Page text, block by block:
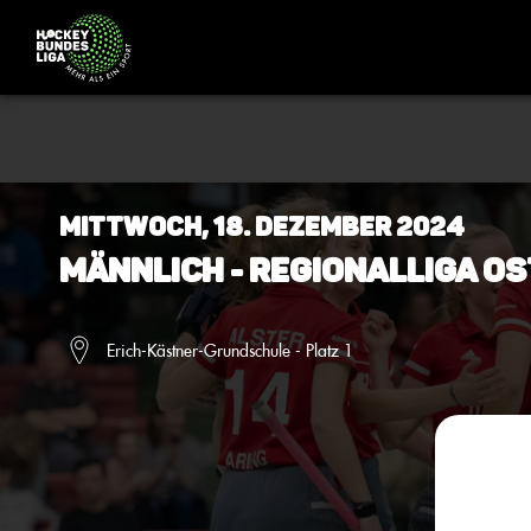
Mittwoch, 18. Dezember 2024
Männlich - Regionalliga
Erich-Kästner-Grundschule - Platz 1